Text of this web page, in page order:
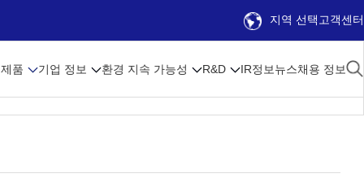
지역 선택고객센터
제품 기업 정보 환경 지속 가능성 R&D IR정보뉴스채용 정보